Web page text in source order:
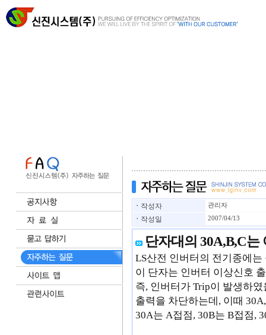
ㆍ 작성자 관리자
ㆍ 작성일 2007/04/13
단자대의 30A,B,C
LS산전 인버터의 전기종에
이 단자는 인버터 이상신호
즉, 인버터가 Trip이 발생하
출력을 차단하는데, 이때
30A는 A접점, 30B는 B접점,